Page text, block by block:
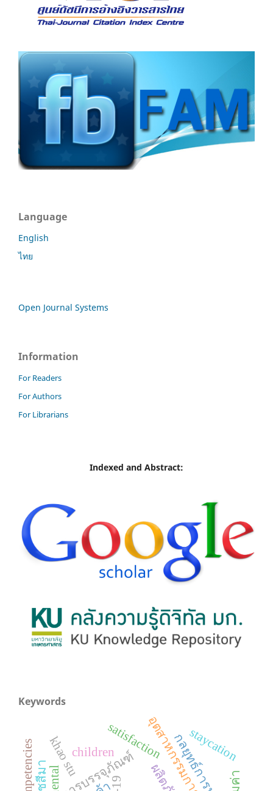
Language
English
ไทย
Open Journal Systems
Information
For Readers
For Authors
For Librarians
Indexed and Abstract:
Keywords
การบรรจุภัณฑ์
satisfaction
competencies children staycation
khao stu